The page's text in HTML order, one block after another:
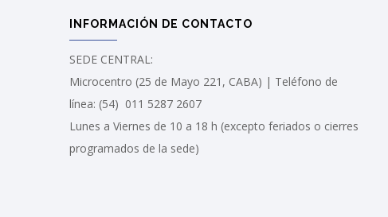
INFORMACIÓN DE CONTACTO
SEDE CENTRAL:
Microcentro (25 de Mayo 221, CABA) | Teléfono de
línea: (54) 011 5287 2607
Lunes a Viernes de 10 a 18 h (excepto feriados o cierres
programados de la sede)